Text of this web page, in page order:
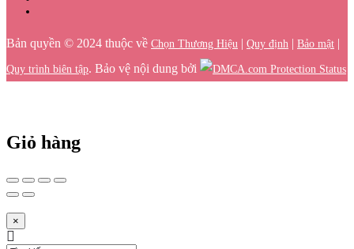
Bản quyền © 2024 thuộc về Chọn Thương Hiệu | Quy định | Bảo mật |
Quy trình biên tập. Bảo vệ nội dung bởi
Giỏ hàng
×